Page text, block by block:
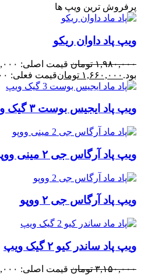
پرفروش ترین ویپ ها
ویپ پاد داوان ریکو
۱,۹۸۰,۰۰۰ تومان
بود. ۱,۶۶۰,۰۰۰ تومانقیمت فعلی: ۱,۶۶۰,۰۰۰ تومان.
ویپ پاد ایجیس بوست ۳ گیک ویپ
ویپ پاد آرگاس جی ۲ مینی ووپو
ویپ پاد آرگاس جی ۲ ووپو
ویپ پاد ساندر کیو ۲ گیک ویپ
۳,۱۵۰,۰۰۰ تومان